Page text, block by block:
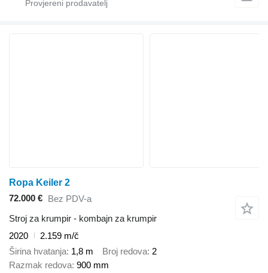
Ropa Keiler 2
72.000 €
Bez PDV-a
Stroj za krumpir - kombajn za krumpir
2020
2.159 m/č
Širina hvatanja 1,8 m Broj redova 2
Razmak redova 900 mm